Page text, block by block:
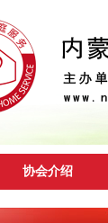
协会介绍